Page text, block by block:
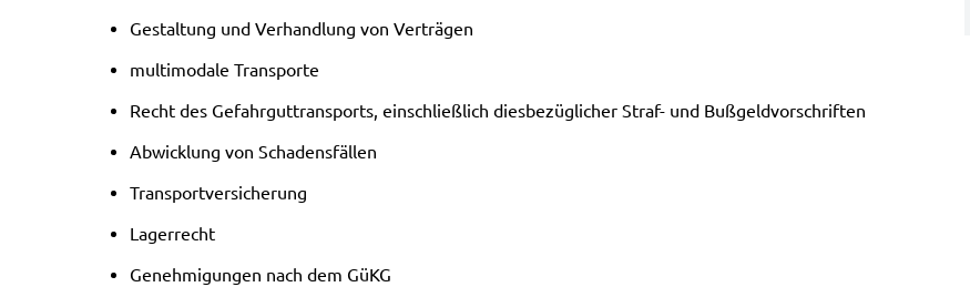
Gestal­tung und Ver­hand­lung von Ver­trä­gen
mul­ti­mo­da­le Trans­por­te
Recht des Gefahr­gut­trans­ports, ein­schließ­lich dies­be­züg­li­cher Straf- und Buß­geld­vor­schrif­ten
Abwick­lung von Scha­dens­fäl­len
Trans­port­ver­si­che­rung
Lager­recht
Geneh­mi­gun­gen nach dem GüKG